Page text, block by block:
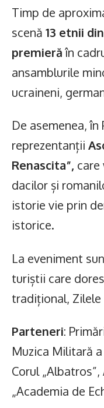
Timp de
scenă 13 etnii
premierăîn
ansamblurile
ucraineni,
De asemenea,
reprezentanții
Renascita”, care
dacilor și
istorie vie prin
istorice.
La eveniment
turiștii care
tradițional, Zilele
Parteneri:
Muzica Militară
Corul
„Academia de